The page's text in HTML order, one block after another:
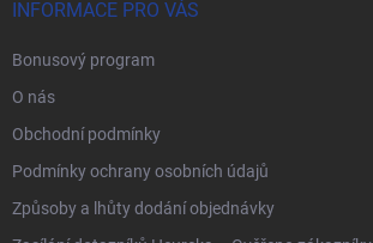
INFORMACE PRO VÁS
Bonusový program
O nás
Obchodní podmínky
Podmínky ochrany osobních údajů
Způsoby a lhůty dodání objednávky